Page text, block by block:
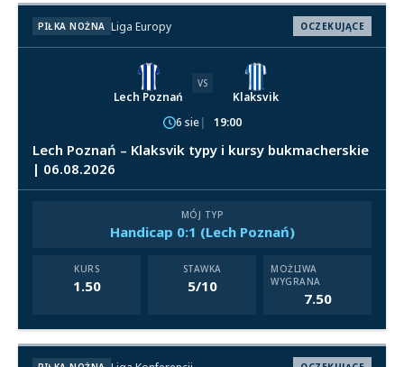
PIŁKA NOŻNA Liga Europy OCZEKUJĄCE
Lech Poznań
VS
Klaksvik
6 sie
19:00
Lech Poznań – Klaksvik typy i kursy bukmacherskie
| 06.08.2026
MÓJ TYP
Handicap 0:1 (Lech Poznań)
KURS
1.50
STAWKA
5/10
MOŻLIWA
WYGRANA
7.50